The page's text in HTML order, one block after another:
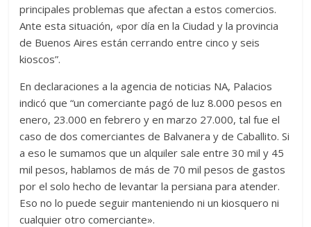
principales problemas que afectan a estos comercios.
Ante esta situación, «por día en la Ciudad y la provincia
de Buenos Aires están cerrando entre cinco y seis
kioscos”.
En declaraciones a la agencia de noticias NA, Palacios
indicó que “un comerciante pagó de luz 8.000 pesos en
enero, 23.000 en febrero y en marzo 27.000, tal fue el
caso de dos comerciantes de Balvanera y de Caballito. Si
a eso le sumamos que un alquiler sale entre 30 mil y 45
mil pesos, hablamos de más de 70 mil pesos de gastos
por el solo hecho de levantar la persiana para atender.
Eso no lo puede seguir manteniendo ni un kiosquero ni
cualquier otro comerciante».